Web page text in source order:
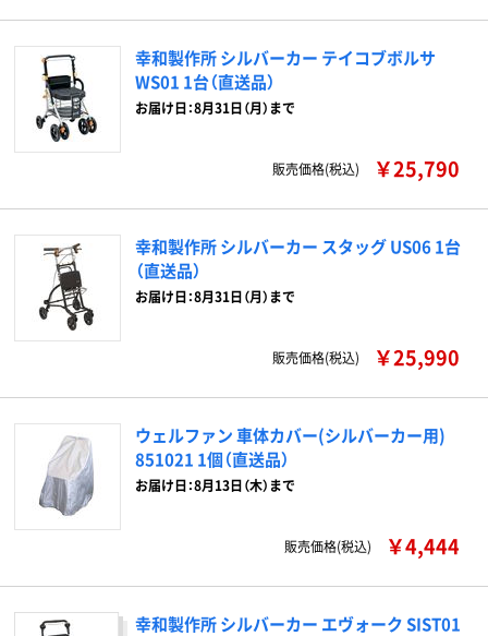
幸和製作所 シルバーカー テイコブボルサ
WS01 1台（直送品）
お届け日：8月31日（月）まで
販売価格(税込) ￥25,790
幸和製作所 シルバーカー スタッグ US06 1台
（直送品）
お届け日：8月31日（月）まで
販売価格(税込) ￥25,990
ウェルファン 車体カバー(シルバーカー用)
851021 1個（直送品）
お届け日：8月13日（木）まで
販売価格(税込) ￥4,444
幸和製作所 シルバーカー エヴォーク SIST01